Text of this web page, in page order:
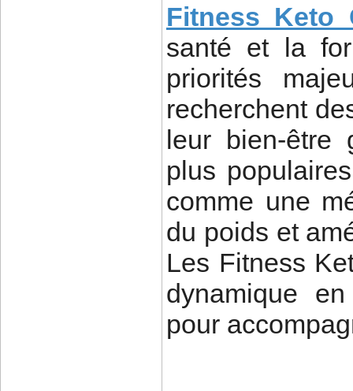
Fitness Keto
santé et la
priorités
recherchent
leur bien-être
plus
comme une
du poids et
Les Fitness
dynamique
pour